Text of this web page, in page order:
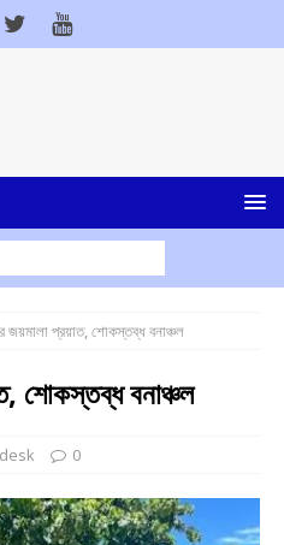
জয়মালা প্রয়াত, শোকস্তব্ধ বনাঞ্চল
শোকস্তব্ধ বনাঞ্চল
0